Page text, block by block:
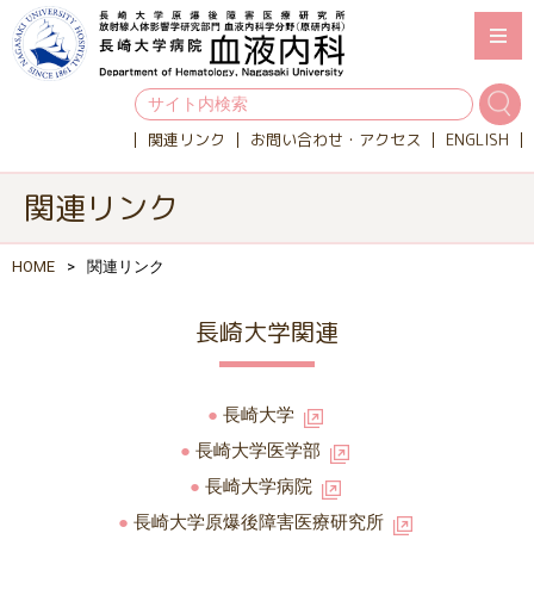
関連リンク お問い合わせ・アクセス ENGLISH
関連リンク
HOME 関連リンク
長崎大学関連
長崎大学
長崎大学医学部
長崎大学病院
長崎大学原爆後障害医療研究所